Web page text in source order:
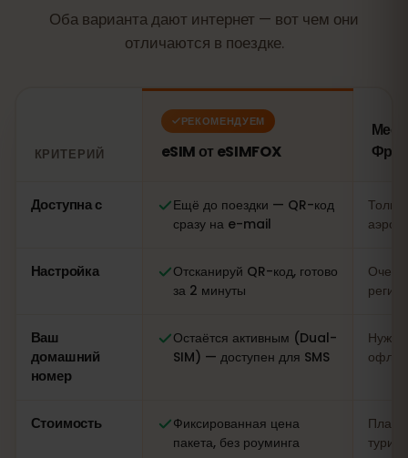
Оба варианта дают интернет — вот чем они
отличаются в поездке.
КРИТЕРИЙ
РЕКОМЕНДУЕМ
eSIM от eSIMFOX
Доступна с
Ещё до поездки — QR-код
сразу на e-mail
Настройка
Отсканируй QR-код, готово
за 2 минуты
Ваш
домашний
номер
Остаётся активным (Dual-
SIM) — доступен для SMS
Стоимость
Фиксированная цена
пакета, без роуминга